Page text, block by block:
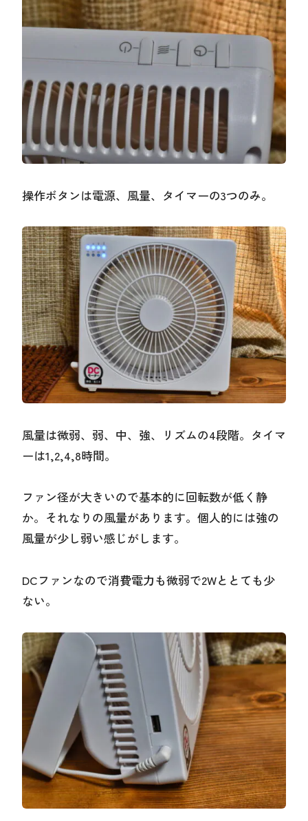
操作ボタンは電源、風量、タイマーの3つのみ。
風量は微弱、弱、中、強、リズムの4段階。タイマ
ーは1,2,4,8時間。
ファン径が大きいので基本的に回転数が低く静
か。それなりの風量があります。個人的には強の
風量が少し弱い感じがします。
DCファンなので消費電力も微弱で2Wととても少
ない。